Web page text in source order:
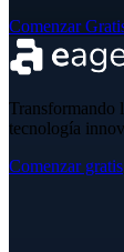
Comenzar
Transformando
tecnología
Comenzar gratis